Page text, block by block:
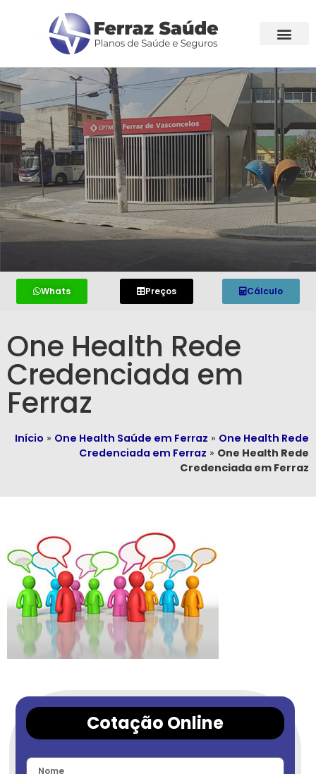
Whats Preços Cálculo
One Health Rede
Credenciada em
Ferraz
Início » One Health Saúde em Ferraz » One Health Rede
Credenciada em Ferraz » One Health Rede
Credenciada em Ferraz
Cotação Online